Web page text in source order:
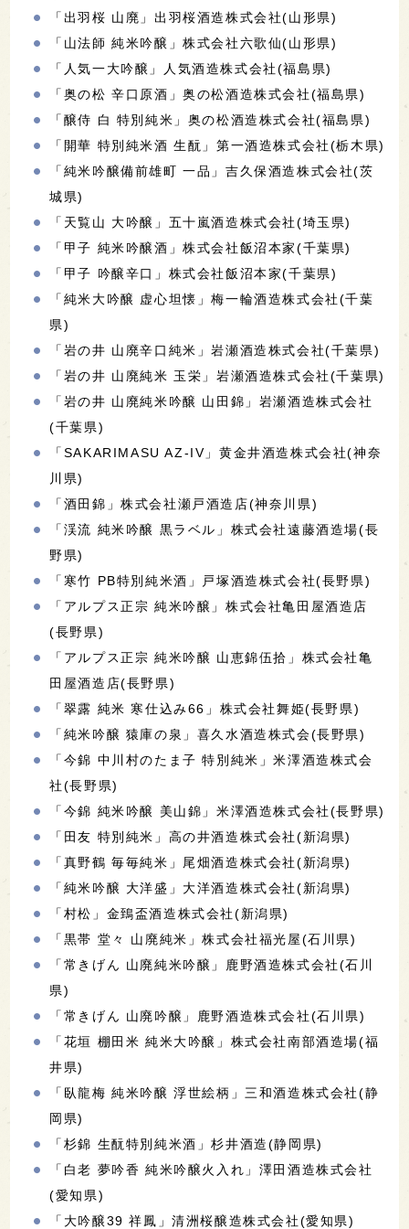
「出羽桜 山廃」出羽桜酒造株式会社(山形県)
「山法師 純米吟醸」株式会社六歌仙(山形県)
「人気一大吟醸」人気酒造株式会社(福島県)
「奥の松 辛口原酒」奥の松酒造株式会社(福島県)
「醸侍 白 特別純米」奥の松酒造株式会社(福島県)
「開華 特別純米酒 生酛」第一酒造株式会社(栃木県)
「純米吟醸備前雄町 一品」吉久保酒造株式会社(茨
城県)
「天覧山 大吟醸」五十嵐酒造株式会社(埼玉県)
「甲子 純米吟醸酒」株式会社飯沼本家(千葉県)
「甲子 吟醸辛口」株式会社飯沼本家(千葉県)
「純米大吟醸 虚心坦懐」梅一輪酒造株式会社(千葉
県)
「岩の井 山廃辛口純米」岩瀬酒造株式会社(千葉県)
「岩の井 山廃純米 玉栄」岩瀬酒造株式会社(千葉県)
「岩の井 山廃純米吟醸 山田錦」岩瀬酒造株式会社
(千葉県)
「SAKARIMASU AZ-IV」黄金井酒造株式会社(神奈
川県)
「酒田錦」株式会社瀬戸酒造店(神奈川県)
「渓流 純米吟醸 黒ラベル」株式会社遠藤酒造場(長
野県)
「寒竹 PB特別純米酒」戸塚酒造株式会社(長野県)
「アルプス正宗 純米吟醸」株式会社亀田屋酒造店
(長野県)
「アルプス正宗 純米吟醸 山恵錦伍拾」株式会社亀
田屋酒造店(長野県)
「翠露 純米 寒仕込み66」株式会社舞姫(長野県)
「純米吟醸 猿庫の泉」喜久水酒造株式会(長野県)
「今錦 中川村のたま子 特別純米」米澤酒造株式会
社(長野県)
「今錦 純米吟醸 美山錦」米澤酒造株式会社(長野県)
「田友 特別純米」高の井酒造株式会社(新潟県)
「真野鶴 毎毎純米」尾畑酒造株式会社(新潟県)
「純米吟醸 大洋盛」大洋酒造株式会社(新潟県)
「村松」金鵄盃酒造株式会社(新潟県)
「黒帯 堂々 山廃純米」株式会社福光屋(石川県)
「常きげん 山廃純米吟醸」鹿野酒造株式会社(石川
県)
「常きげん 山廃吟醸」鹿野酒造株式会社(石川県)
「花垣 棚田米 純米大吟醸」株式会社南部酒造場(福
井県)
「臥龍梅 純米吟醸 浮世絵柄」三和酒造株式会社(静
岡県)
「杉錦 生酛特別純米酒」杉井酒造(静岡県)
「白老 夢吟香 純米吟醸火入れ」澤田酒造株式会社
(愛知県)
「大吟醸39 祥鳳」清洲桜醸造株式会社(愛知県)